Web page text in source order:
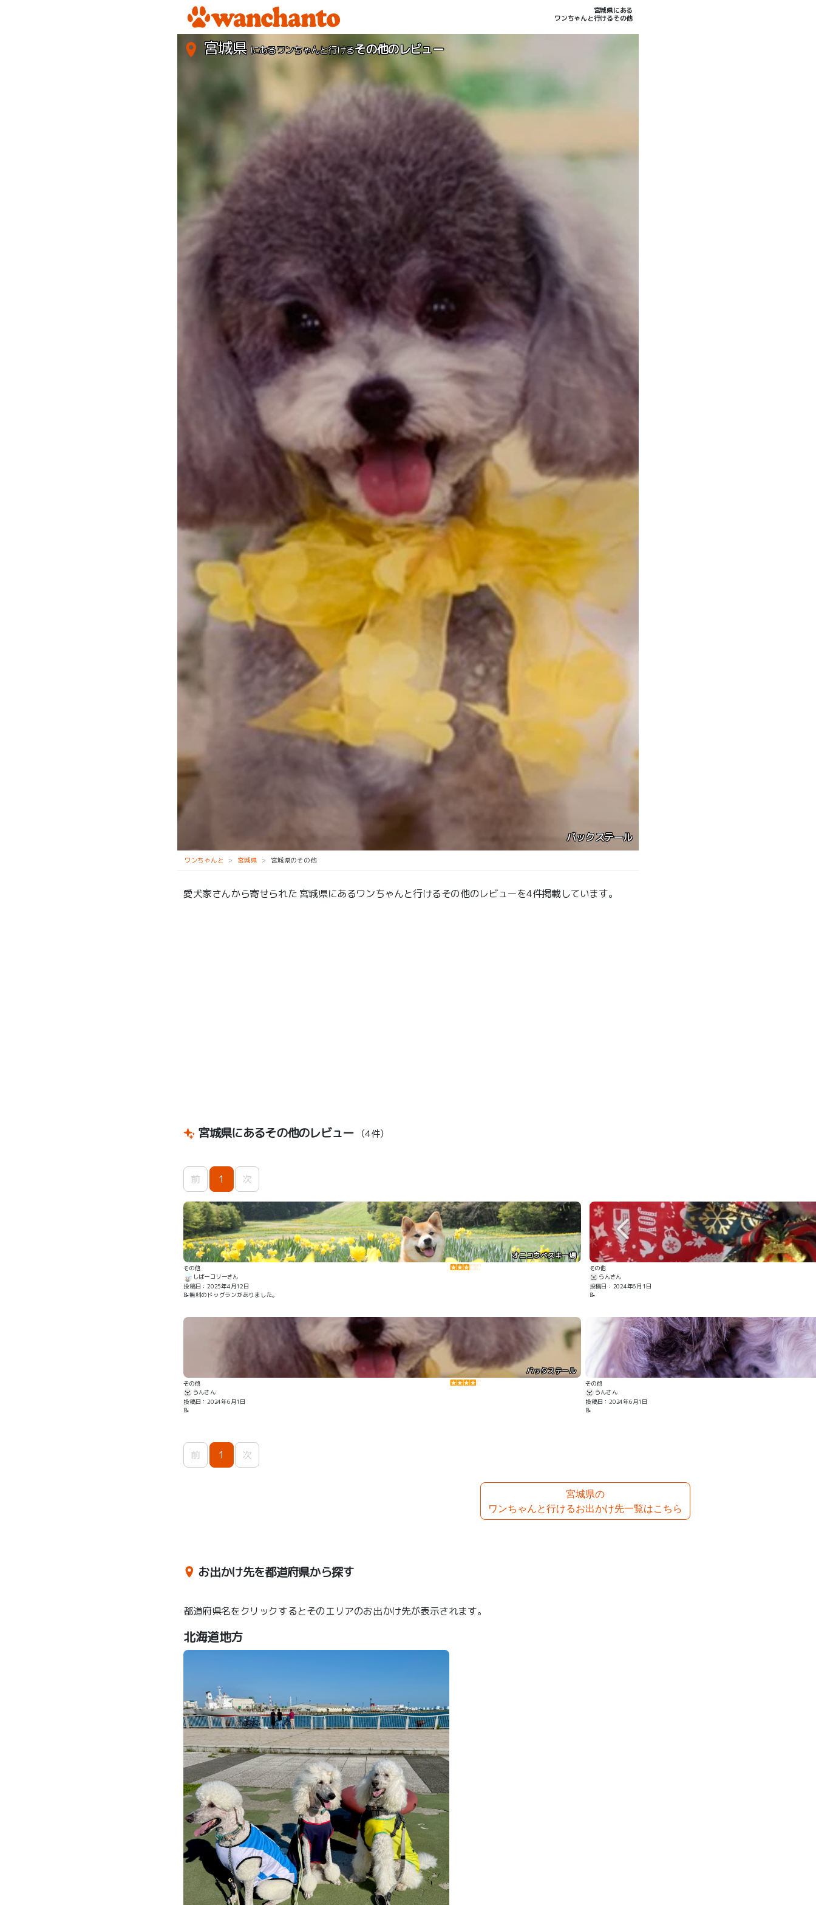
宮城県にある
ワンちゃんと行けるその他
バックステール
宮城県にあるワンちゃんと行けるその他のレビュー
ワンちゃんと 宮城県 宮城県のその他
愛犬家さんから寄せられた 宮城県にあるワンちゃんと行けるその他のレビューを4件掲載しています。
宮城県にあるその他のレビュー （4件）
前 1 次
オニコウベスキー場
その他
しばーコリーさん
投稿日：2025年4月12日
📝無料のドッグランがありました。
その他
らんさん
投稿日：2024年6月1日
📝
バックステール
その他
らんさん
投稿日：2024年6月1日
📝
その他
らんさん
投稿日：2024年6月1日
📝
前 1 次
宮城県の
ワンちゃんと行けるお出かけ先一覧はこちら
お出かけ先を都道府県から探す
都道府県名をクリックするとそのエリアのお出かけ先が表示されます。
北海道地方